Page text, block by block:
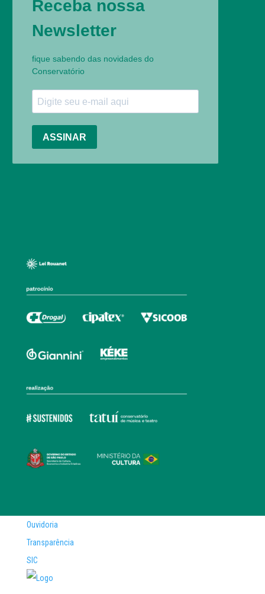
Ouvidoria
Transparência
SIC